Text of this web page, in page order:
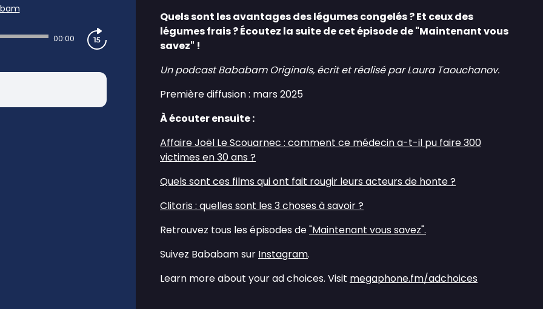
00:00
Quels sont les avantages des légumes congelés ? Et ceux des
légumes frais ? Écoutez la suite de cet épisode de "Maintenant vous
savez" !
Un podcast Bababam Originals, écrit et réalisé par Laura Taouchanov.
Première diffusion : mars 2025
À écouter ensuite :
⁠⁠Affaire Joël Le Scouarnec : comment ce médecin a-t-il pu faire 300
victimes en 30 ans ?⁠⁠
⁠⁠Quels sont ces films qui ont fait rougir leurs acteurs de honte ?⁠⁠
⁠⁠Clitoris : quelles sont les 3 choses à savoir ?⁠⁠
Retrouvez tous les épisodes de⁠⁠"Maintenant vous savez".⁠⁠
Suivez Bababam sur ⁠⁠Instagram⁠⁠.
Learn more about your ad choices. Visit megaphone.fm/adchoices